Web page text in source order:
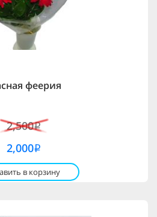
феерия
2,500i
2,000i
в корзину